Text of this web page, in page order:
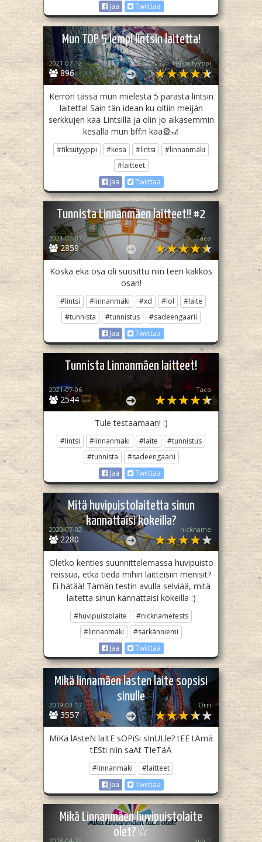
Jaa
Twiittaa
Mun TOP 5 lempi lintsin laitetta!
896
2021-07-12 Fiksutyyppi
Kerron tässä mun mielestä 5 parasta lintsin
laitetta! Sain tän idean ku oltiin meijän
serkkujen kaa Lintsillä ja olin jo aikasemmin
kesällä mun bff:n kaa🎡🎢
#fiksutyyppi #kesä #lintsi
#linnanmäki
#laitteet
Jaa
Twiittaa
Tunnista Linnanmäen laitteet!! #2
2859
2021-07-07 Taco
Koska eka osa oli suosittu niin teen kakkos
osan!
#lintsi #linnanmäki #xd #lol
#laite
#tunnista
#tunnistus
#sadeengaarii
Jaa
Twiittaa
Tunnista Linnanmäen laitteet!
2544
2021-07-06 Taco
Tule testaamaan! :)
#lintsi #linnanmäki #laite
#tunnistus
#tunnista
#sadeengaarii
Jaa
Twiittaa
Mitä huvipuistolaitetta sinun
kannattaisi kokeilla?
2280
2020-07-02 nickname
Oletko kenties suunnittelemassa huvipuisto
reissua, etkä tiedä mihin laitteisiin menisit?
Ei hätää! Tämän testin avulla selviää, mitä
laitetta sinun kannattaisi kokeilla :)
#huvipuistolaite
#nicknametests
#linnanmäki
#särkänniemi
Jaa
Twiittaa
Mikä linnamäen lasten laite sopsisi
sinulle
3557
2019-03-17 Orri
MiKä lAsteN laItE sOPiSi sInULle? tEE tÄmä
tESti niin saAt TIeTäÄ
#linnanmäki
#laitteet
Jaa
Twiittaa
Mikä Linnanmäen huvipuistolaite
olet?☆